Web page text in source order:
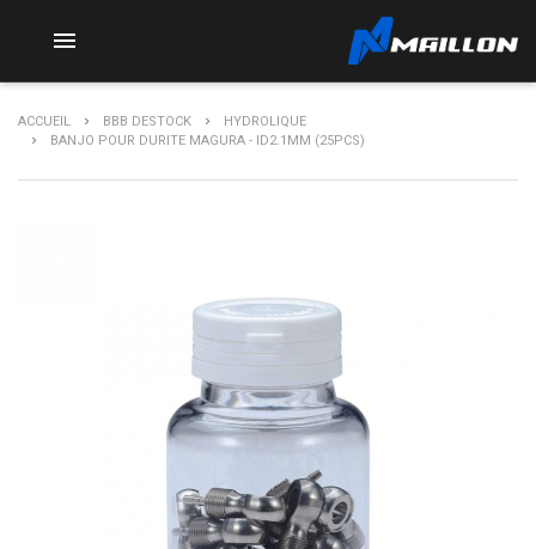

ACCUEIL BBB DESTOCK
HYDROLIQUE
BANJO POUR DURITE MAGURA - ID2.1MM (25PCS)